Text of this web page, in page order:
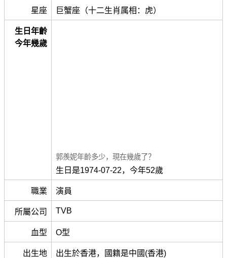
星座 巨蟹座（十二生肖属相：虎）
生日年齡
今年幾歲
郭羨妮年齡多少，現在幾歲了？
生日是1974-07-22，今年52歲
職業 演員
所屬公司 TVB
血型 O型
出生地 出生於香港，國籍是中國(香港)